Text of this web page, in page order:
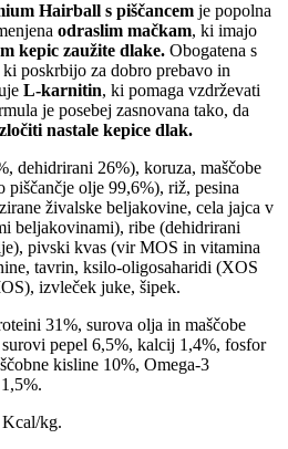
Hairball s piščancem je popolna
odraslim mačkam, ki imajo
kepic zaužite dlake. Obogatena s
ki poskrbijo za dobro prebavo in
L-karnitin, ki pomaga vzdrževati
je posebej zasnovana tako, da
nastale kepice dlak.
dehidrirani 26%), koruza, maščobe
piščančje olje 99,6%), riž, pesina
živalske beljakovine, cela jajca v
beljakovinami), ribe (dehidrirani
pivski kvas (vir MOS in vitamina
tavrin, ksilo-oligosaharidi (XOS
izvleček juke, šipek.
31%, surova olja in maščobe
pepel 6,5%, kalcij 1,4%, fosfor
kisline 10%, Omega-3
kg.